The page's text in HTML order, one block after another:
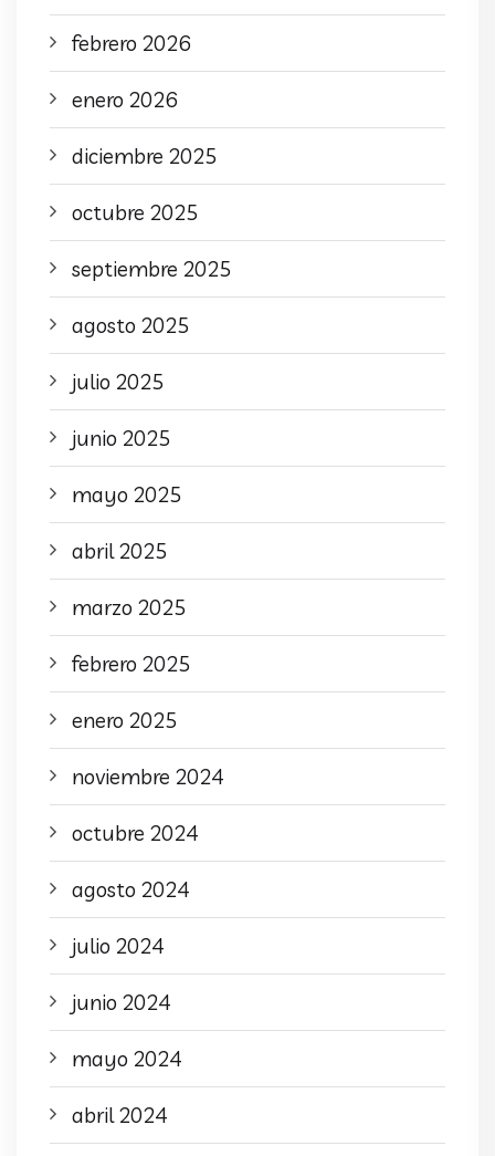
febrero 2026
enero 2026
diciembre 2025
octubre 2025
septiembre 2025
agosto 2025
julio 2025
junio 2025
mayo 2025
abril 2025
marzo 2025
febrero 2025
enero 2025
noviembre 2024
octubre 2024
agosto 2024
julio 2024
junio 2024
mayo 2024
abril 2024